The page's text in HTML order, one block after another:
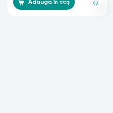
Adaugă în coș